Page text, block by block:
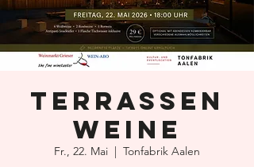
Terrassen
weine
Fr., 22. Mai
  |
Tonfabrik Aalen